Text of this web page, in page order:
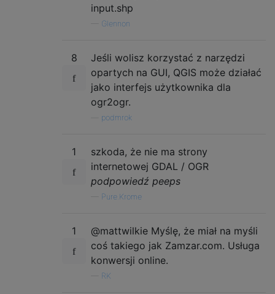
input.shp
Glennon
8
Jeśli wolisz korzystać z narzędzi
opartych na GUI, QGIS może działać
jako interfejs użytkownika dla
ogr2ogr.
podmrok
1
szkoda, że ​​nie ma strony
internetowej GDAL / OGR
podpowiedź peeps
Pure.Krome
1
@mattwilkie Myślę, że miał na myśli
coś takiego jak Zamzar.com. Usługa
konwersji online.
RK